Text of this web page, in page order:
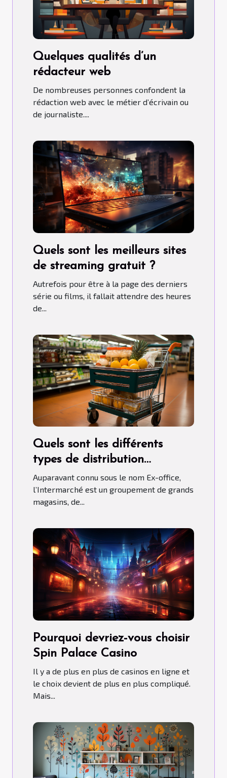
Quelques qualités d’un
rédacteur web
De nombreuses personnes confondent la
rédaction web avec le métier d’écrivain ou
de journaliste....
Quels sont les meilleurs sites
de streaming gratuit ?
Autrefois pour être à la page des derniers
série ou films, il fallait attendre des heures
de...
Quels sont les différents
types de distribution
qu’adopte l’Intermarché ?
Auparavant connu sous le nom Ex-office,
l’Intermarché est un groupement de grands
magasins, de...
Pourquoi devriez-vous choisir
Spin Palace Casino
Il y a de plus en plus de casinos en ligne et
le choix devient de plus en plus compliqué.
Mais...